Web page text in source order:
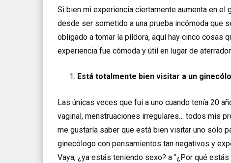
Si bien mi experiencia ciertamente aumenta en
desde ser sometido a una prueba incómoda que
obligado a tomar la píldora, aquí hay cinco cosas
experiencia fue cómoda y útil en lugar de
Está totalmente bien visitar a un
Las únicas veces que fui a uno cuando tenía 20
vaginal, menstruaciones irregulares… todos mis
me gustaría saber que está bien visitar uno sólo
ginecólogo con pensamientos tan negativos y
Vaya, ¿ya estás teniendo sexo? a “¿Por qué